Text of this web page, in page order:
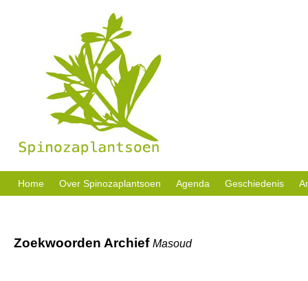
Home Over Spinozaplantsoen Agenda Geschiedenis
Zoekwoorden Archief Masoud